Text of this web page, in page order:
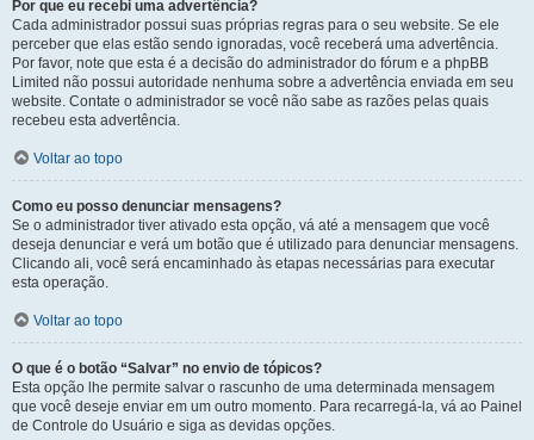
Por que eu recebi uma advertência?
Cada administrador possui suas próprias regras para o seu website. Se ele
perceber que elas estão sendo ignoradas, você receberá uma advertência.
Por favor, note que esta é a decisão do administrador do fórum e a phpBB
Limited não possui autoridade nenhuma sobre a advertência enviada em seu
website. Contate o administrador se você não sabe as razões pelas quais
recebeu esta advertência.
Voltar ao topo
Como eu posso denunciar mensagens?
Se o administrador tiver ativado esta opção, vá até a mensagem que você
deseja denunciar e verá um botão que é utilizado para denunciar mensagens.
Clicando ali, você será encaminhado às etapas necessárias para executar
esta operação.
Voltar ao topo
O que é o botão “Salvar” no envio de tópicos?
Esta opção lhe permite salvar o rascunho de uma determinada mensagem
que você deseje enviar em um outro momento. Para recarregá-la, vá ao Painel
de Controle do Usuário e siga as devidas opções.